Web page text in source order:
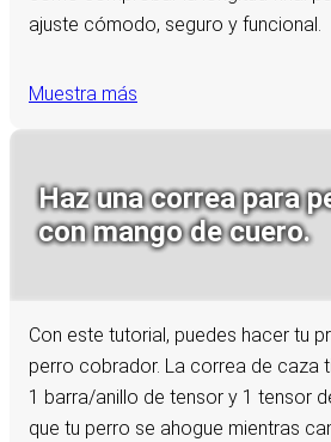
ajuste cómodo, seguro y funcional.
Muestra más
Haz una correa para
con mango de cuero.
Con este tutorial, puedes hacer tu
perro cobrador. La correa de caza
1 barra/anillo de tensor y 1 tensor
que tu perro se ahogue mientras